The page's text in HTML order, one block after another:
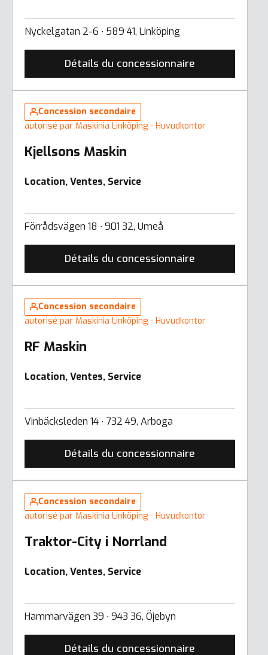
Nyckelgatan 2-6 ∙ 589 41, Linköping
Détails du concessionnaire
Concession secondaire
autorisé par Maskinia Linköping - Huvudkontor
Kjellsons Maskin
Location, Ventes, Service
Förrådsvägen 18 ∙ 901 32, Umeå
Détails du concessionnaire
Concession secondaire
autorisé par Maskinia Linköping - Huvudkontor
RF Maskin
Location, Ventes, Service
Vinbäcksleden 14 ∙ 732 49, Arboga
Détails du concessionnaire
Concession secondaire
autorisé par Maskinia Linköping - Huvudkontor
Traktor-City i Norrland
Location, Ventes, Service
Hammarvägen 39 ∙ 943 36, Öjebyn
Détails du concessionnaire